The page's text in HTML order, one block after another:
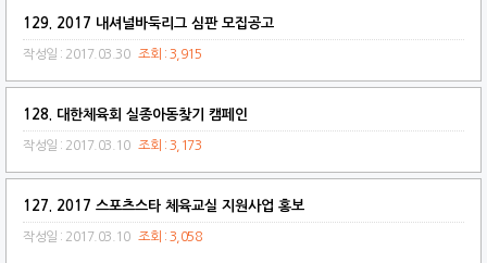
129. 2017 내셔널바둑리그 심판 모집공고
작성일 : 2017.03.30 조회 : 3,915
128. 대한체육회 실종아동찾기 캠페인
작성일 : 2017.03.10 조회 : 3,173
127. 2017 스포츠스타 체육교실 지원사업 홍보
작성일 : 2017.03.10 조회 : 3,058